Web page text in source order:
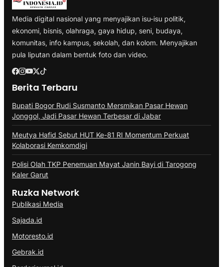
Media digital nasional yang menyajikan isu-isu politik,
ekonomi, bisnis, olahraga, gaya hidup, seni, budaya,
komunitas, info kampus, sekolah, dan kolom. Menyajikan
pula liputan dalam bentuk foto dan video.
Berita Terbaru
Bupati Bogor Rudi Susmanto Mersmikan Pasar Hewan
Jonggol, Jadi Pasar Hewan Terbesar di Jabar
Meutya Hafid Sebut HUT Ke-81 RI Momentum Perkuat
Kolaborasi Kemkomdigi
Polisi Olah TKP Penemuan Mayat Janin Bayi di Tarogong
Kaler Garut
Ruzka Network
Publikasi Media
Sajada.id
Motoresto.id
Gebrak.id